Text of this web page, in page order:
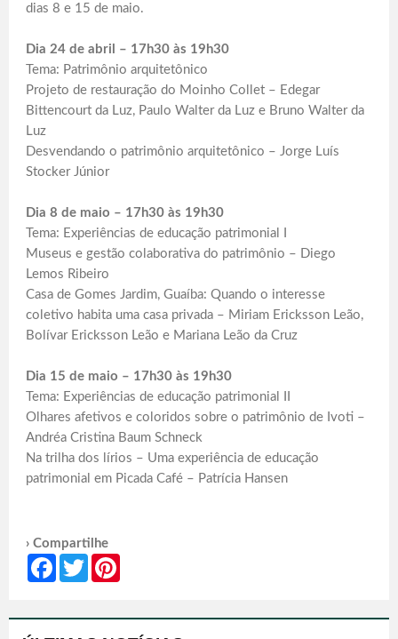
dias 8 e 15 de maio.
Dia 24 de abril – 17h30 às 19h30
Tema: Patrimônio arquitetônico
Projeto de restauração do Moinho Collet – Edegar
Bittencourt da Luz, Paulo Walter da Luz e Bruno Walter da
Luz
Desvendando o patrimônio arquitetônico – Jorge Luís
Stocker Júnior
Dia 8 de maio – 17h30 às 19h30
Tema: Experiências de educação patrimonial I
Museus e gestão colaborativa do patrimônio – Diego
Lemos Ribeiro
Casa de Gomes Jardim, Guaíba: Quando o interesse
coletivo habita uma casa privada – Miriam Ericksson Leão,
Bolívar Ericksson Leão e Mariana Leão da Cruz
Dia 15 de maio – 17h30 às 19h30
Tema: Experiências de educação patrimonial II
Olhares afetivos e coloridos sobre o patrimônio de Ivoti –
Andréa Cristina Baum Schneck
Na trilha dos lírios – Uma experiência de educação
patrimonial em Picada Café – Patrícia Hansen
› Compartilhe
Facebook
Twitter